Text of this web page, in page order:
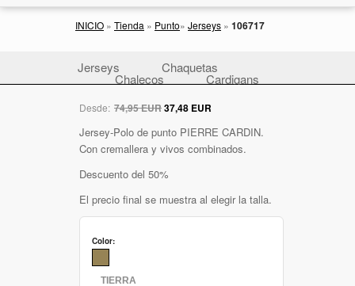
INICIO » Tienda » Punto» Jerseys » 106717
Jerseys Chaquetas
Chalecos Cardigans
Desde: 74,95 EUR37,48 EUR
Jersey-Polo de punto PIERRE CARDIN.
Con cremallera y vivos combinados.
Descuento del 50%
El precio final se muestra al elegir la talla.
Color: